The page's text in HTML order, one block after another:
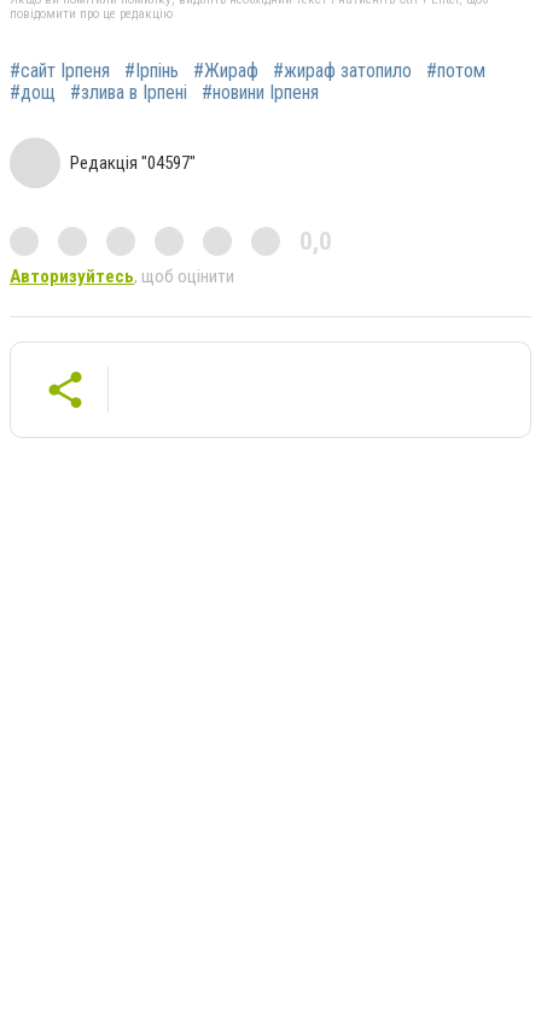
повідомити про це редакцію
#сайт Ірпеня #Ірпінь #Жираф #жираф затопило
#потом
#дощ
#злива в Ірпені #новини Ірпеня
Редакція "04597"
0,0
Авторизуйтесь, щоб оцінити